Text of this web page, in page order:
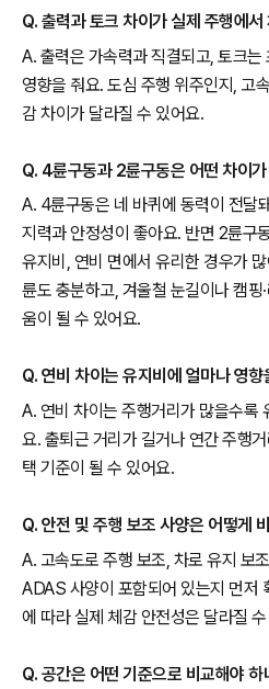
Q. 출력과 토크 차이가 실제 주행에
A. 출력은 가속력과 직결되고, 토크는
영향을 줘요. 도심 주행 위주인지, 고
감 차이가 달라질 수 있어요.
Q. 4륜구동과 2륜구동은 어떤 차이
A. 4륜구동은 네 바퀴에 동력이 전달
지력과 안정성이 좋아요. 반면 2륜구
유지비, 연비 면에서 유리한 경우가
륜도 충분하고, 겨울철 눈길이나 캠핑
움이 될 수 있어요.
Q. 연비 차이는 유지비에 얼마나 영향
A. 연비 차이는 주행거리가 많을수록
요. 출퇴근 거리가 길거나 연간 주행
택 기준이 될 수 있어요.
Q. 안전 및 주행 보조 사양은 어떻게
A. 고속도로 주행 보조, 차로 유지 보
ADAS 사양이 포함되어 있는지 먼저
에 따라 실제 체감 안전성은 달라질
Q. 공간은 어떤 기준으로 비교해야 하